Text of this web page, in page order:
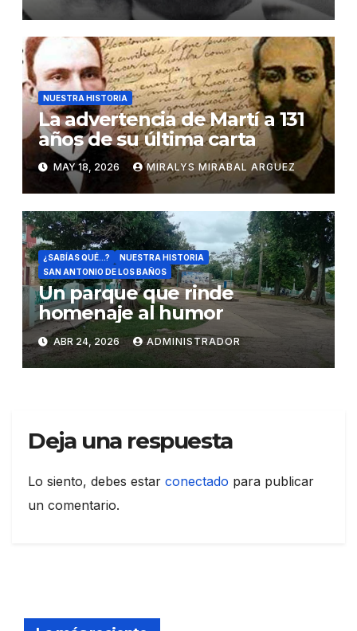
NUESTRA HISTORIA
La advertencia de Martí a 131
años de su última carta
MAY 18, 2026 MIRALYS MIRABAL ARGUEZ
¿SABÍAS QUÉ...?
NUESTRA HISTORIA
SAN ANTONIO DE LOS BAÑOS
Un parque que rinde
homenaje al humor
ABR 24, 2026 ADMINISTRADOR
Deja una respuesta
Lo siento, debes estar conectado para publicar
un comentario.